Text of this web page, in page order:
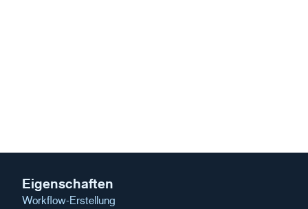
Eigenschaften
Workflow-Erstellung